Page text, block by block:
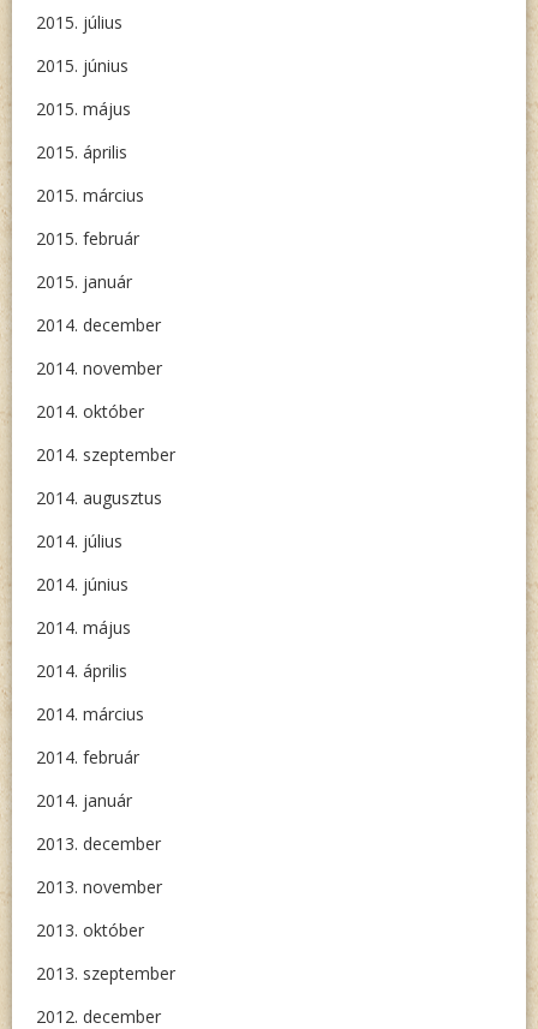
2015. július
2015. június
2015. május
2015. április
2015. március
2015. február
2015. január
2014. december
2014. november
2014. október
2014. szeptember
2014. augusztus
2014. július
2014. június
2014. május
2014. április
2014. március
2014. február
2014. január
2013. december
2013. november
2013. október
2013. szeptember
2012. december